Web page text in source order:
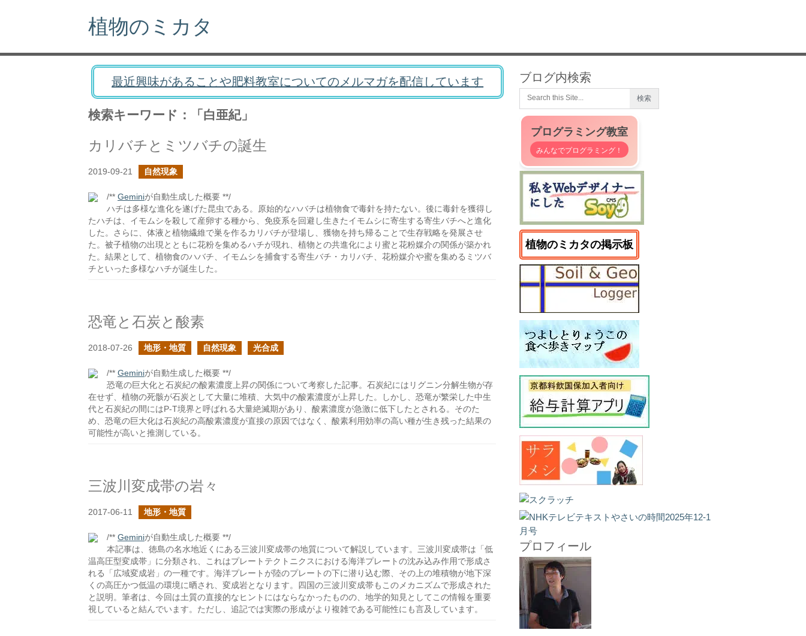
植物のミカタ
最近興味があることや肥料教室についてのメルマガを配信しています
検索キーワード：「白亜紀」
カリバチとミツバチの誕生
2019-09-21 自然現象
/** Geminiが自動生成した概要 **/
ハチは多様な進化を遂げた昆虫である。原始的なハバチは植物食で毒針を持たない。後に毒針を獲得し
たハチは、イモムシを殺して産卵する種から、免疫系を回避し生きたイモムシに寄生する寄生バチへと進化
した。さらに、体液と植物繊維で巣を作るカリバチが登場し、獲物を持ち帰ることで生存戦略を発展させ
た。被子植物の出現とともに花粉を集めるハチが現れ、植物との共進化により蜜と花粉媒介の関係が築かれ
た。結果として、植物食のハバチ、イモムシを捕食する寄生バチ・カリバチ、花粉媒介や蜜を集めるミツバ
チといった多様なハチが誕生した。
恐竜と石炭と酸素
2018-07-26 地形・地質 自然現象 光合成
/** Geminiが自動生成した概要 **/
恐竜の巨大化と石炭紀の酸素濃度上昇の関係について考察した記事。石炭紀にはリグニン分解生物が存
在せず、植物の死骸が石炭として大量に堆積、大気中の酸素濃度が上昇した。しかし、恐竜が繁栄した中生
代と石炭紀の間にはP-T境界と呼ばれる大量絶滅期があり、酸素濃度が急激に低下したとされる。そのた
め、恐竜の巨大化は石炭紀の高酸素濃度が直接の原因ではなく、酸素利用効率の高い種が生き残った結果の
可能性が高いと推測している。
三波川変成帯の岩々
2017-06-11 地形・地質
/** Geminiが自動生成した概要 **/
本記事は、徳島の名水地近くにある三波川変成帯の地質について解説しています。三波川変成帯は「低
温高圧型変成帯」に分類され、これはプレートテクトニクスにおける海洋プレートの沈み込み作用で形成さ
れる「広域変成岩」の一種です。海洋プレートが陸のプレートの下に潜り込む際、その上の堆積物が地下深
くの高圧かつ低温の環境に晒され、変成岩となります。四国の三波川変成帯もこのメカニズムで形成された
と説明。筆者は、今回は土質の直接的なヒントにはならなかったものの、地学的知見としてこの情報を重要
視していると結んでいます。ただし、追記では実際の形成がより複雑である可能性にも言及しています。
ブログ内検索
プログラミング教室
みんなでプログラミング！
植物のミカタの掲示板
プロフィール